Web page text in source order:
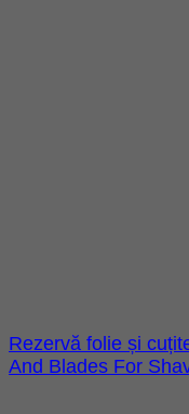
Rezervă folie și
And Blades For